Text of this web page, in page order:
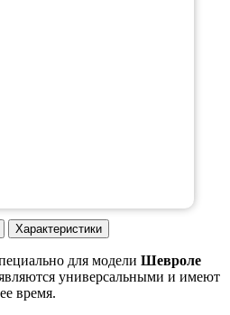
Lacetti универсал 2004-2013
Lacetti хэтчбек 2004-2013
Характеристики
для модели Шевроле
универсальными и имеют
время.